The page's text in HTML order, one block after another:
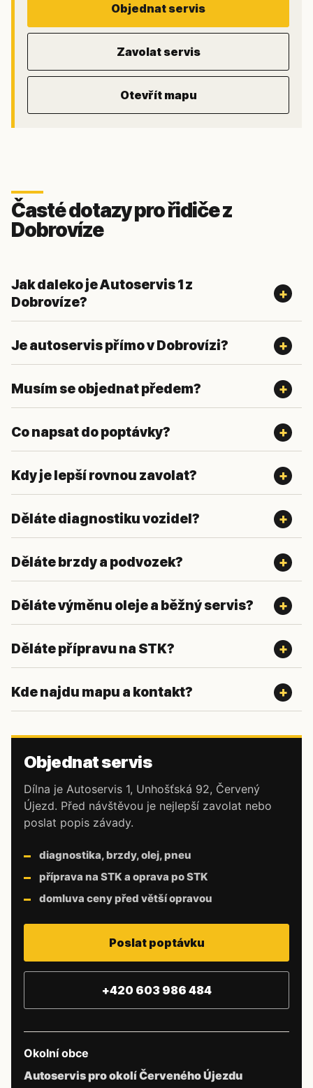
Objednat servis
Zavolat servis
Otevřít mapu
Časté dotazy pro řidiče z
Dobrovíze
Jak daleko je Autoservis 1 z
Dobrovíze?
Je autoservis přímo v Dobrovízi?
Musím se objednat předem?
Co napsat do poptávky?
Kdy je lepší rovnou zavolat?
Děláte diagnostiku vozidel?
Děláte brzdy a podvozek?
Děláte výměnu oleje a běžný servis?
Děláte přípravu na STK?
Kde najdu mapu a kontakt?
Objednat servis
Dílna je Autoservis 1, Unhošťská 92, Červený
Újezd. Před návštěvou je nejlepší zavolat nebo
poslat popis závady.
diagnostika, brzdy, olej, pneu
příprava na STK a oprava po STK
domluva ceny před větší opravou
Poslat poptávku
+420 603 986 484
Okolní obce
Autoservis pro okolí Červeného Újezdu